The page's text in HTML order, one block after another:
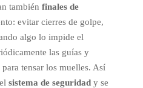
también finales de
evitar cierres de golpe,
algo lo impide el
las guías y
tensar los muelles. Así
sistema de seguridad y se